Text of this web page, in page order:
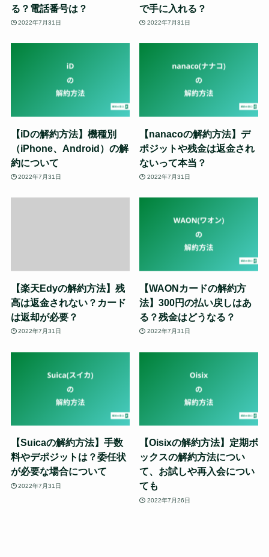
る？電話番号は？
2022年7月31日
で手に入れる？
2022年7月31日
【iDの解約方法】機種別
（iPhone、Android）の解
約について
2022年7月31日
【nanacoの解約方法】デ
ポジットや残金は返金され
ないって本当？
2022年7月31日
【楽天Edyの解約方法】残
高は返金されない？カード
は返却が必要？
2022年7月31日
【WAONカードの解約方
法】300円の払い戻しはあ
る？残金はどうなる？
2022年7月31日
【Suicaの解約方法】手数
料やデポジットは？委任状
が必要な場合について
2022年7月31日
【Oisixの解約方法】定期ボ
ックスの解約方法につい
て、お試しや再入会につい
ても
2022年7月26日